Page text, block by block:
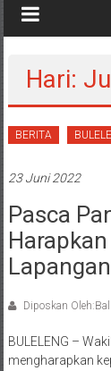
Hari:
BERITA
23 Juni 2022
Pasca
Diposkan
BULELENG –
mengharapkan